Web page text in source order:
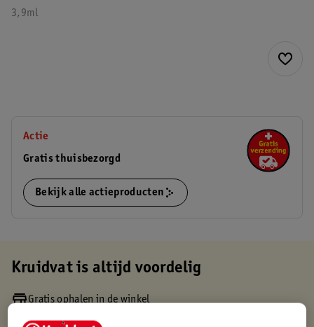
3,9ml
Actie
Gratis thuisbezorgd
Bekijk alle actieproducten
Kruidvat is altijd voordelig
Gratis ophalen in de winkel